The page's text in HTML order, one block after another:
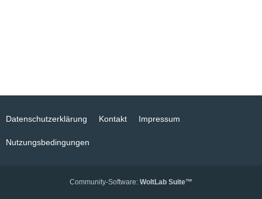
Datenschutzerklärung Kontakt Impressum
Nutzungsbedingungen
Community-Software: WoltLab Suite™